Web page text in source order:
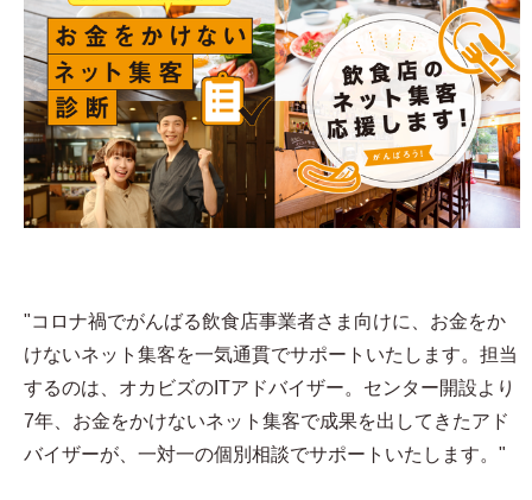
"コロナ禍でがんばる飲食店事業者さま向けに、お金をか
けないネット集客を一気通貫でサポートいたします。担当
するのは、オカビズのITアドバイザー。センター開設より
7年、お金をかけないネット集客で成果を出してきたアド
バイザーが、一対一の個別相談でサポートいたします。"